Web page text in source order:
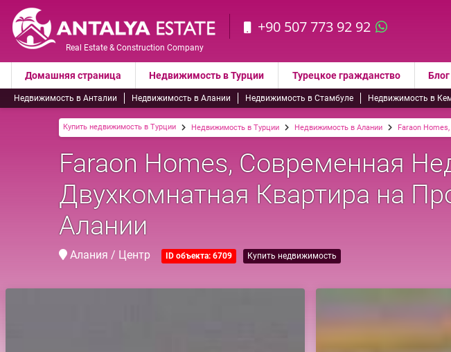
Real Estate & Construction Company
+90 507 773 92 92
Домашняя страница Недвижимость в Турции Турецкое гражданство Блог
Недвижимость в Анталии Недвижимость в Алании Недвижимость в Стамбуле Недвижимость в
Купить недвижимость в Турции Недвижимость в Турции Недвижимость в Алании Faraon
Faraon Homes, Современная
Двухкомнатная Квартира на
Алании
Алания / Центр ID объекта: 6709 Купить недвижимость